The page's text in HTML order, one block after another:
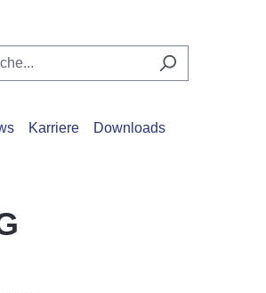
Karriere Downloads